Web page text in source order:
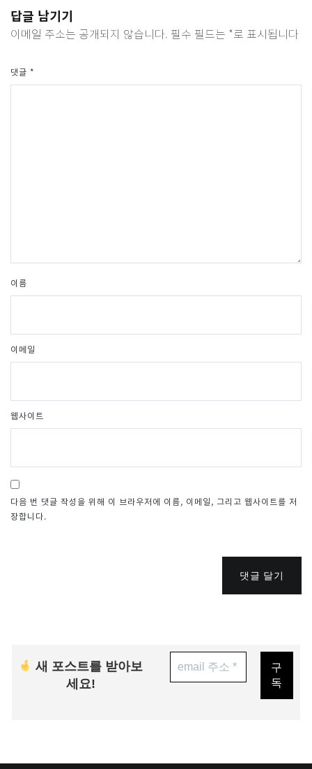
답글 남기기
이메일 주소는 공개되지 않습니다. 필수 필드는 *로 표시됩니다
댓글 *
이름
이메일
웹사이트
다음 번 댓글 작성을 위해 이 브라우저에 이름, 이메일, 그리고 웹사이트를 저
장합니다.
댓글 달기
새 포스트를 받아보
세요!